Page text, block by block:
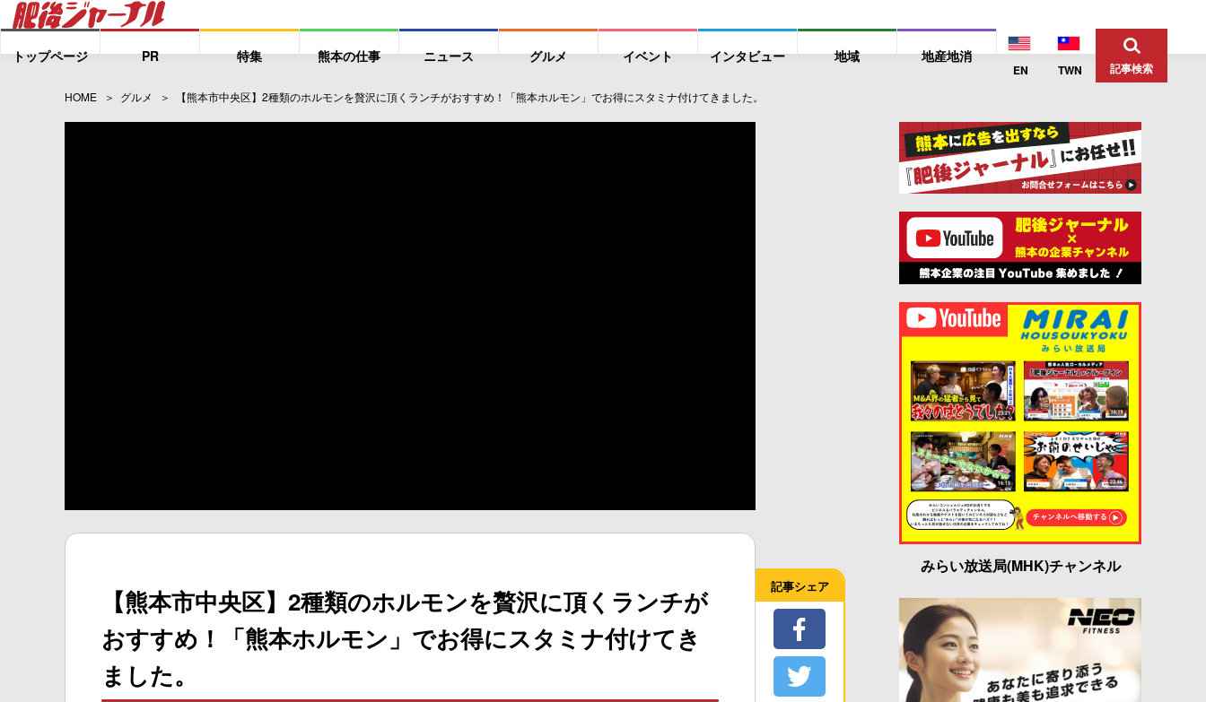
トップページ PR 特集 熊本の仕事 ニュース グルメ イベント インタビュー 地域 地産地消
EN TWN 記事検索
HOME グルメ 【熊本市中央区】2種類のホルモンを贅沢に頂くランチがおすすめ！「熊本ホルモン」でお得にスタミナ付けてきました。
【熊本市中央区】2種類のホルモンを贅沢に頂くランチが
おすすめ！「熊本ホルモン」でお得にスタミナ付けてき
ました。
記事シェア
みらい放送局(MHK)チャンネル